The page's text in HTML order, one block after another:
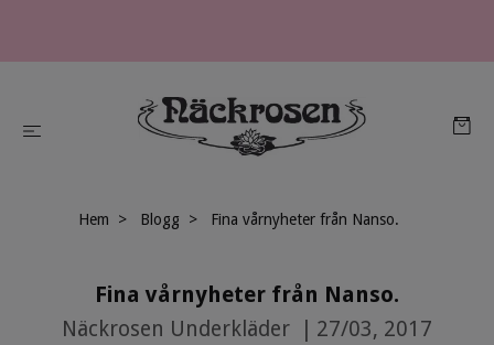
Hem Blogg Fina vårnyheter från Nanso.
Fina vårnyheter från Nanso.
Näckrosen Underkläder 27/03, 2017